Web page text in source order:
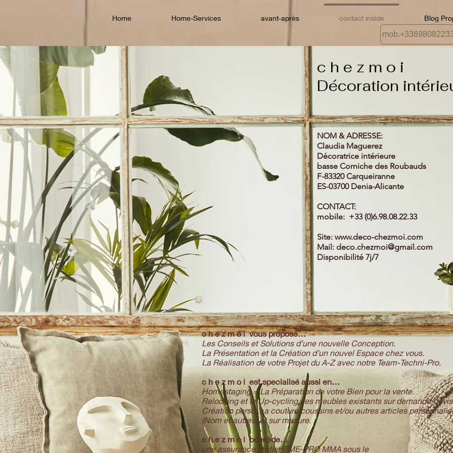
Home Home-Services avant-après contact inside
Blog
c h e z m o i
Décoration
NOM & ADRESSE:
Claudia Maguerez
Décoratrice intérieure
basse Corniche des Roubauds
F-83320 Carqueiranne
ES-03700 Denia-Alicante
CONTACT:
mobile: +33 (0)6.98.08.22.33
Site: www.deco-chezmoi.com
Mail: deco.chezmoi@gmail.com
Disponibilité 7j/7
c h e z m o i vous propose…
Les Conseils et Solutions d’une nouvelle Conception.
La Présentation et la Création d’un nouvel Espace chez vous.
La Réalisation de votre Projet du A-Z avec notre Team-Techni-Pro.
c h e z m o i est specialisé aussi en…
Homestaging = La Préparation de votre Bien pour la vente.
Relooking et le Up-cycling des meubles existants sur demande/devis
Création perso: La couture coussins et/ou autres articles
(Nom et autres) et sur mesure.
c h e z m o i possède…
une assurance metier PME-PRO MMA sous le